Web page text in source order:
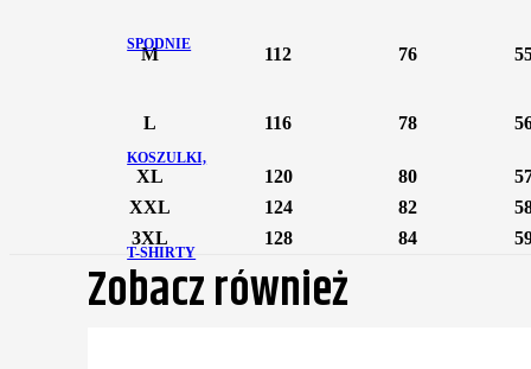
SPODNIE
KOSZULKI,
T-SHIRTY
M 112 76
L 116 78
XL 120 80
XXL
124 82
3XL
128 84
Zobacz również